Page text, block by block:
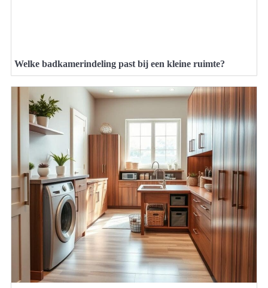
Welke badkamerindeling past bij een kleine ruimte?